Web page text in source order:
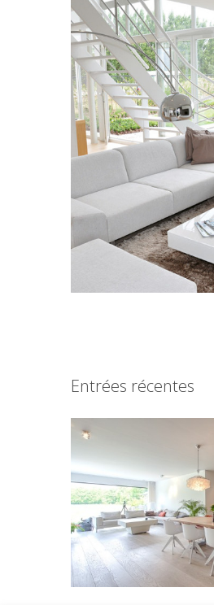
Entrées récentes